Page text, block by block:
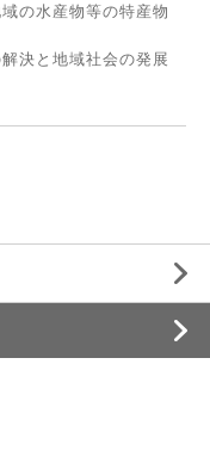
の水産物等の特産物
決と地域社会の発展